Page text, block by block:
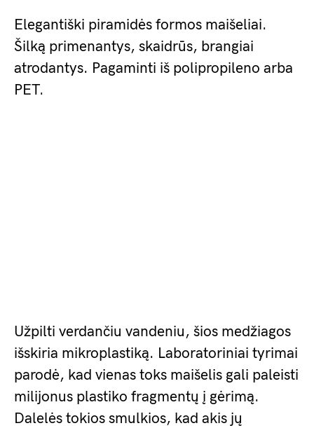
Elegantiški piramidės formos maišeliai.
Šilką primenantys, skaidrūs, brangiai
atrodantys. Pagaminti iš polipropileno arba
PET.
Užpilti verdančiu vandeniu, šios medžiagos
išskiria mikroplastiką. Laboratoriniai tyrimai
parodė, kad vienas toks maišelis gali paleisti
milijonus plastiko fragmentų į gėrimą.
Dalelės tokios smulkios, kad akis jų